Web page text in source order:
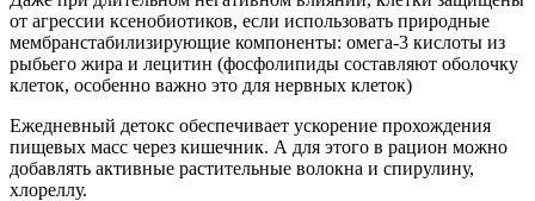
от агрессии ксенобиотиков, если использовать природные
мембранстабилизирующие компоненты: омега-3 кислоты из
рыбьего жира и лецитин (фосфолипиды составляют оболочку
клеток, особенно важно это для нервных клеток)
Ежедневный детокс обеспечивает ускорение прохождения
пищевых масс через кишечник. А для этого в рацион можно
добавлять активные растительные волокна и спирулину,
хлореллу.